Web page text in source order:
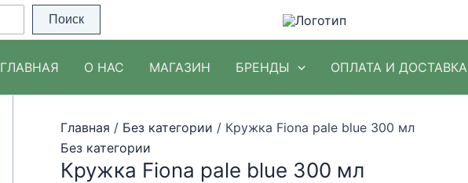
Поиск
ГЛАВНАЯ О НАС МАГАЗИН БРЕНДЫ ОПЛАТА И ДОСТАВКА
Главная / Без категории / Кружка Fiona pale blue 300 мл
Без категории
Кружка Fiona pale blue 300 мл